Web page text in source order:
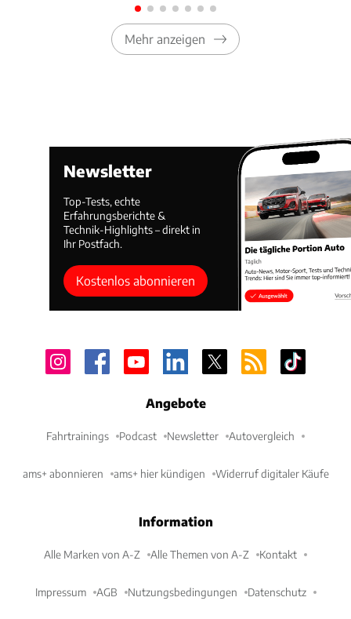
Mehr anzeigen
Newsletter
Top-Tests, echte
Erfahrungsberichte &
Technik-Highlights – direkt in
Ihr Postfach.
Kostenlos abonnieren
Angebote
Fahrtrainings Podcast Newsletter Autovergleich
ams+ abonnieren ams+ hier kündigen Widerruf digitaler Käufe
Information
Alle Marken von A-Z Alle Themen von A-Z Kontakt
Impressum AGB Nutzungsbedingungen Datenschutz